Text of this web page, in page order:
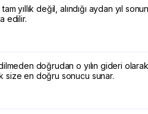
yıllık değil, alındığı aydan yıl
edilir.
doğrudan o yılın gideri
size en doğru sonucu sunar.